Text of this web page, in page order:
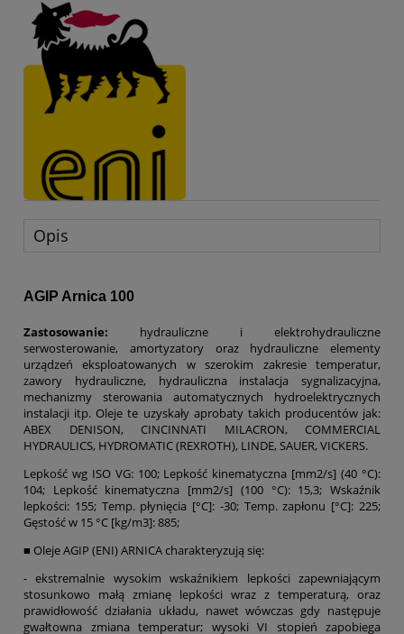
Opis
AGIP Arnica 100
Zastosowanie: hydrauliczne i elektrohydrauliczne
serwosterowanie, amortyzatory oraz hydrauliczne elementy
urządzeń eksploatowanych w szerokim zakresie temperatur,
zawory hydrauliczne, hydrauliczna instalacja sygnalizacyjna,
mechanizmy sterowania automatycznych hydroelektrycznych
instalacji itp. Oleje te uzyskały aprobaty takich producentów jak:
ABEX DENISON, CINCINNATI MILACRON, COMMERCIAL
HYDRAULICS, HYDROMATIC (REXROTH), LINDE, SAUER, VICKERS.
Lepkość wg ISO VG: 100; Lepkość kinematyczna [mm2/s] (40 °C):
104; Lepkość kinematyczna [mm2/s] (100 °C): 15,3; Wskaźnik
lepkości: 155; Temp. płynięcia [°C]: -30; Temp. zapłonu [°C]: 225;
Gęstość w 15 °C [kg/m3]: 885;
■ Oleje AGIP (ENI) ARNICA charakteryzują się:
- ekstremalnie wysokim wskaźnikiem lepkości zapewniającym
stosunkowo małą zmianę lepkości wraz z temperaturą, oraz
prawidłowość działania układu, nawet wówczas gdy następuje
gwałtowna zmiana temperatur; wysoki VI stopień zapobiega